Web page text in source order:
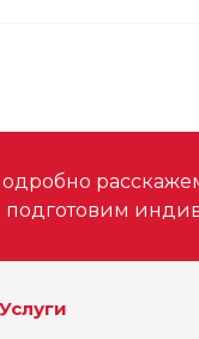
подготовим
Услуги